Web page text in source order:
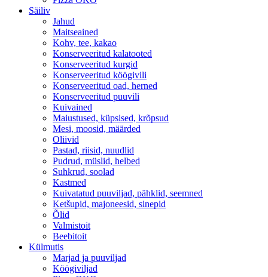
Säiliv
Jahud
Maitseained
Kohv, tee, kakao
Konserveeritud kalatooted
Konserveeritud kurgid
Konserveeritud köögivili
Konserveeritud oad, herned
Konserveeritud puuvili
Kuivained
Maiustused, küpsised, krõpsud
Mesi, moosid, määrded
Oliivid
Pastad, riisid, nuudlid
Pudrud, müslid, helbed
Suhkrud, soolad
Kastmed
Kuivatatud puuviljad, pähklid, seemned
Ketšupid, majoneesid, sinepid
Õlid
Valmistoit
Beebitoit
Külmutis
Marjad ja puuviljad
Köögiviljad